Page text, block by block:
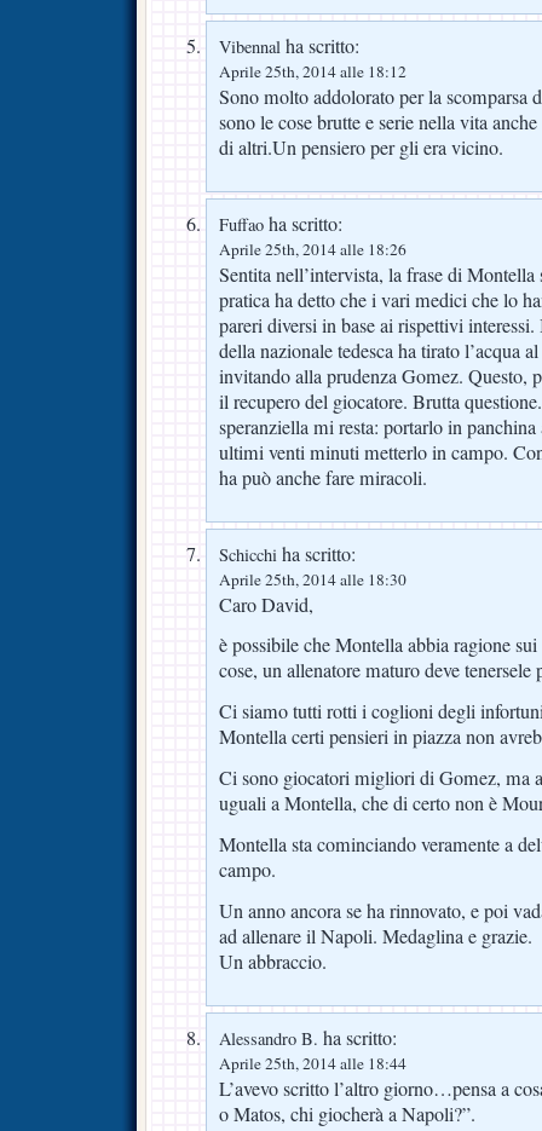
Vibennal ha scritto:
Aprile 25th, 2014 alle 18:12
Sono molto addolorato per la scomparsa
sono le cose brutte e serie nella vita
di altri.Un pensiero per gli era vicino.
Fuffao ha scritto:
Aprile 25th, 2014 alle 18:26
Sentita nell’intervista, la frase di
pratica ha detto che i vari medici che lo
pareri diversi in base ai rispettivi
della nazionale tedesca ha tirato l’acqua
invitando alla prudenza Gomez. Questo,
il recupero del giocatore. Brutta
speranziella mi resta: portarlo in
ultimi venti minuti metterlo in campo.
ha può anche fare miracoli.
Schicchi ha scritto:
Aprile 25th, 2014 alle 18:30
Caro David,
è possibile che Montella abbia ragione
cose, un allenatore maturo deve tenersele
Ci siamo tutti rotti i coglioni degli
Montella certi pensieri in piazza non
Ci sono giocatori migliori di Gomez, ma
uguali a Montella, che di certo non è
Montella sta cominciando veramente a
campo.
Un anno ancora se ha rinnovato, e poi
ad allenare il Napoli. Medaglina e grazie.
Un abbraccio.
Alessandro B. ha scritto:
Aprile 25th, 2014 alle 18:44
L’avevo scritto l’altro giorno…pensa a
o Matos, chi giocherà a Napoli?”.